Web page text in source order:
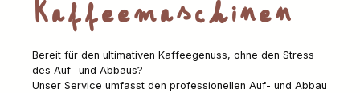
Kaffeemaschinen
Bereit für den ultimativen Kaffeegenuss, ohne den Stress
des Auf- und Abbaus?
Unser Service umfasst den professionellen Auf- und Abbau